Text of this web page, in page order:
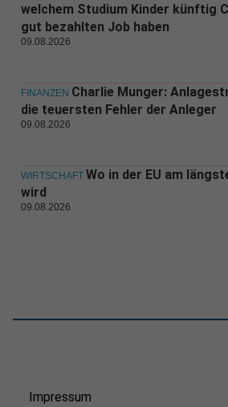
welchem Studium Kinder künftig
gut bezahlten Job haben
09.08.2026
FINANZEN Charlie Munger:
die teuersten Fehler der Anleger
09.08.2026
WIRTSCHAFT Wo in der EU am
wird
09.08.2026
Impressum